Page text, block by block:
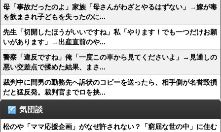
母「事故だったのよ」家族「母さんがわざとやるはずない」→嫁が毒
を飲まされ子どもを失ったのに...
先生「切開したほうがいいですね」私「やります！でも一つだけお願
いがあります」→出産直前のや...
警察「違反ですね」俺「一度この車から見てくださいよ」→見通しの
悪い交差点で揉めた結果、まさ...
裁判中に間男の勤務先へ訴状のコピーを送ったら、相手側が名誉毀損
だと猛反発。裁判官までロを挟...
気団談
松のや「ママ応援企画」がなぜ許されない？「窮屈な世の中」に住む